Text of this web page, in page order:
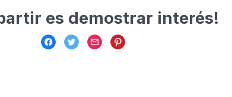
es demostrar interés!